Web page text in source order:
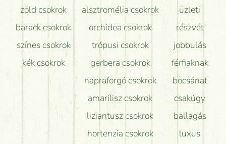
zöld csokrok
barack csokrok
színes csokrok
kék csokrok
alsztromélia csokrok
orchidea csokrok
trópusi csokrok
gerbera csokrok
napraforgó csokrok
amarílisz csokrok
liziantusz csokrok
hortenzia csokrok
üzleti
részvét
jobbulás
férfiaknak
bocsánat
csakúgy
ballagás
luxus